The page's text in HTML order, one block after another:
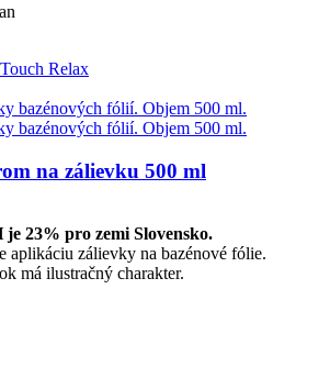
Relax
na zálievku 500 ml
je 23% pro zemi Slovensko.
aplikáciu zálievky na bazénové fólie.
má ilustračný charakter.